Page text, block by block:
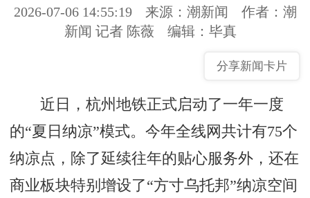
2026-07-06 14:55:19 来源：潮新闻
作者：潮
新闻 记者 陈薇
编辑：毕真
分享新闻卡片
近日，杭州地铁正式启动了一年一度
的“夏日纳凉”模式。今年全线网共计有75个
纳凉点，除了延续往年的贴心服务外，还在
商业板块特别增设了“方寸乌托邦”纳凉空间